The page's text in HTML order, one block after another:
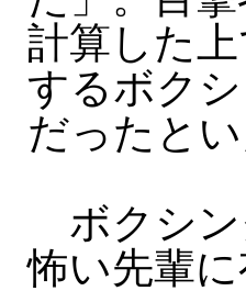
計算した
するボク
だったと
ボクシン
怖い先輩